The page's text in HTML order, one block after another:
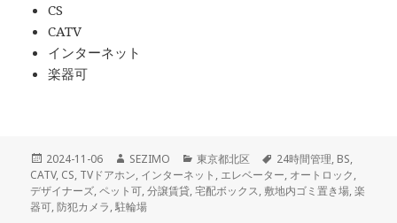
CS
CATV
インターネット
楽器可
投
稿
日:
2024-11-06
作
成
者
SEZIMO
カ
テ
ゴ
東京都北区
タ
グ
24時間管理, BS,
CATV, CS, TVドアホン, インターネット , エレベーター, オートロック,
デザイナーズ,ペット可,分譲賃貸,宅配ボックス, 敷地内ゴミ置き場,楽
器可,防犯カメラ,駐輪場